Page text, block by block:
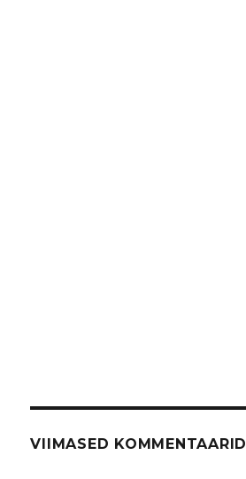
VIIMASED KOMMENTAARID